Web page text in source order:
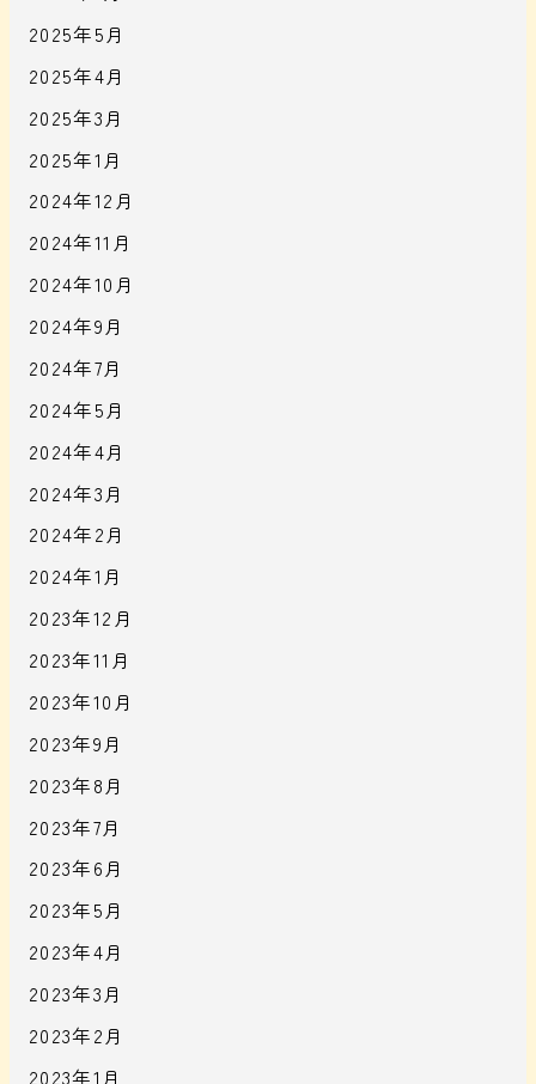
2025年5月
2025年4月
2025年3月
2025年1月
2024年12月
2024年11月
2024年10月
2024年9月
2024年7月
2024年5月
2024年4月
2024年3月
2024年2月
2024年1月
2023年12月
2023年11月
2023年10月
2023年9月
2023年8月
2023年7月
2023年6月
2023年5月
2023年4月
2023年3月
2023年2月
2023年1月